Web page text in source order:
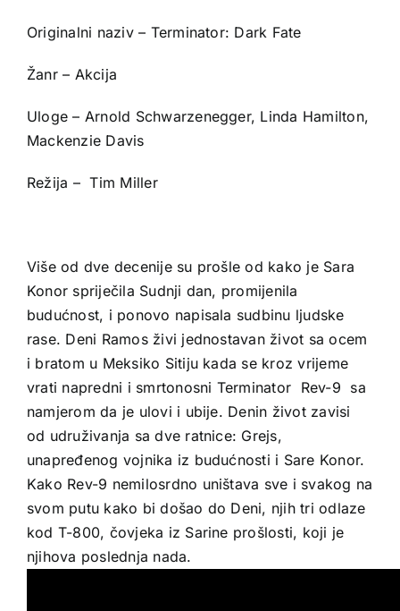
Originalni naziv – Terminator: Dark Fate
Žanr – Akcija
Uloge – Arnold Schwarzenegger, Linda Hamilton,
Mackenzie Davis
Režija – Tim Miller
Više od dve decenije su prošle od kako je Sara
Konor spriječila Sudnji dan, promijenila
budućnost, i ponovo napisala sudbinu ljudske
rase. Deni Ramos živi jednostavan život sa ocem
i bratom u Meksiko Sitiju kada se kroz vrijeme
vrati napredni i smrtonosni Terminator Rev-9 sa
namjerom da je ulovi i ubije. Denin život zavisi
od udruživanja sa dve ratnice: Grejs,
unapređenog vojnika iz budućnosti i Sare Konor.
Kako Rev-9 nemilosrdno uništava sve i svakog na
svom putu kako bi došao do Deni, njih tri odlaze
kod T-800, čovjeka iz Sarine prošlosti, koji je
njihova poslednja nada.